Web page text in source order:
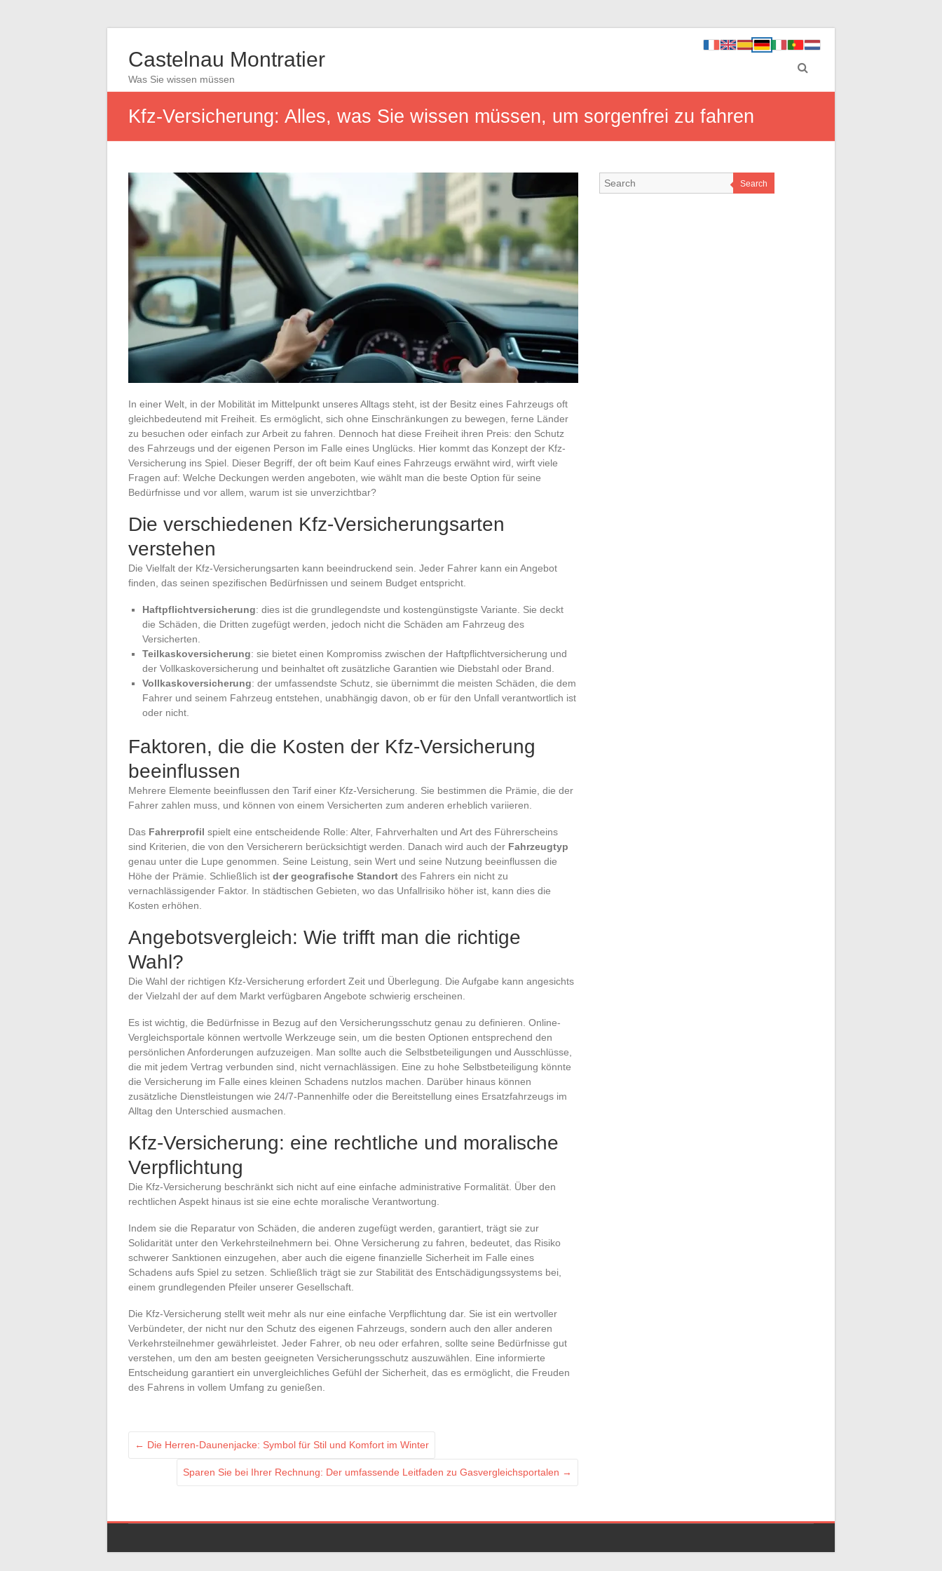
Castelnau Montratier
Was Sie wissen müssen
Kfz-Versicherung: Alles, was Sie wissen müssen, um sorgenfrei zu fahren
In einer Welt, in der Mobilität im Mittelpunkt unseres Alltags steht, ist der Besitz eines Fahrzeugs oft
gleichbedeutend mit Freiheit. Es ermöglicht, sich ohne Einschränkungen zu bewegen, ferne Länder
zu besuchen oder einfach zur Arbeit zu fahren. Dennoch hat diese Freiheit ihren Preis: den Schutz
des Fahrzeugs und der eigenen Person im Falle eines Unglücks. Hier kommt das Konzept der Kfz-
Versicherung ins Spiel. Dieser Begriff, der oft beim Kauf eines Fahrzeugs erwähnt wird, wirft viele
Fragen auf: Welche Deckungen werden angeboten, wie wählt man die beste Option für seine
Bedürfnisse und vor allem, warum ist sie unverzichtbar?
Die verschiedenen Kfz-Versicherungsarten
verstehen
Die Vielfalt der Kfz-Versicherungsarten kann beeindruckend sein. Jeder Fahrer kann ein Angebot
finden, das seinen spezifischen Bedürfnissen und seinem Budget entspricht.
Haftpflichtversicherung: dies ist die grundlegendste und kostengünstigste Variante. Sie deckt
die Schäden, die Dritten zugefügt werden, jedoch nicht die Schäden am Fahrzeug des
Versicherten.
Teilkaskoversicherung: sie bietet einen Kompromiss zwischen der Haftpflichtversicherung und
der Vollkaskoversicherung und beinhaltet oft zusätzliche Garantien wie Diebstahl oder Brand.
Vollkaskoversicherung: der umfassendste Schutz, sie übernimmt die meisten Schäden, die dem
Fahrer und seinem Fahrzeug entstehen, unabhängig davon, ob er für den Unfall verantwortlich ist
oder nicht.
Faktoren, die die Kosten der Kfz-Versicherung
beeinflussen
Mehrere Elemente beeinflussen den Tarif einer Kfz-Versicherung. Sie bestimmen die Prämie, die der
Fahrer zahlen muss, und können von einem Versicherten zum anderen erheblich variieren.
Das Fahrerprofil spielt eine entscheidende Rolle: Alter, Fahrverhalten und Art des Führerscheins
sind Kriterien, die von den Versicherern berücksichtigt werden. Danach wird auch der Fahrzeugtyp
genau unter die Lupe genommen. Seine Leistung, sein Wert und seine Nutzung beeinflussen die
Höhe der Prämie. Schließlich ist der geografische Standort des Fahrers ein nicht zu
vernachlässigender Faktor. In städtischen Gebieten, wo das Unfallrisiko höher ist, kann dies die
Kosten erhöhen.
Angebotsvergleich: Wie trifft man die richtige
Wahl?
Die Wahl der richtigen Kfz-Versicherung erfordert Zeit und Überlegung. Die Aufgabe kann angesichts
der Vielzahl der auf dem Markt verfügbaren Angebote schwierig erscheinen.
Es ist wichtig, die Bedürfnisse in Bezug auf den Versicherungsschutz genau zu definieren. Online-
Vergleichsportale können wertvolle Werkzeuge sein, um die besten Optionen entsprechend den
persönlichen Anforderungen aufzuzeigen. Man sollte auch die Selbstbeteiligungen und Ausschlüsse,
die mit jedem Vertrag verbunden sind, nicht vernachlässigen. Eine zu hohe Selbstbeteiligung könnte
die Versicherung im Falle eines kleinen Schadens nutzlos machen. Darüber hinaus können
zusätzliche Dienstleistungen wie 24/7-Pannenhilfe oder die Bereitstellung eines Ersatzfahrzeugs im
Alltag den Unterschied ausmachen.
Kfz-Versicherung: eine rechtliche und moralische
Verpflichtung
Die Kfz-Versicherung beschränkt sich nicht auf eine einfache administrative Formalität. Über den
rechtlichen Aspekt hinaus ist sie eine echte moralische Verantwortung.
Indem sie die Reparatur von Schäden, die anderen zugefügt werden, garantiert, trägt sie zur
Solidarität unter den Verkehrsteilnehmern bei. Ohne Versicherung zu fahren, bedeutet, das Risiko
schwerer Sanktionen einzugehen, aber auch die eigene finanzielle Sicherheit im Falle eines
Schadens aufs Spiel zu setzen. Schließlich trägt sie zur Stabilität des Entschädigungssystems bei,
einem grundlegenden Pfeiler unserer Gesellschaft.
Die Kfz-Versicherung stellt weit mehr als nur eine einfache Verpflichtung dar. Sie ist ein wertvoller
Verbündeter, der nicht nur den Schutz des eigenen Fahrzeugs, sondern auch den aller anderen
Verkehrsteilnehmer gewährleistet. Jeder Fahrer, ob neu oder erfahren, sollte seine Bedürfnisse gut
verstehen, um den am besten geeigneten Versicherungsschutz auszuwählen. Eine informierte
Entscheidung garantiert ein unvergleichliches Gefühl der Sicherheit, das es ermöglicht, die Freuden
des Fahrens in vollem Umfang zu genießen.
← Die Herren-Daunenjacke: Symbol für Stil und Komfort im Winter
Sparen Sie bei Ihrer Rechnung: Der umfassende Leitfaden zu Gasvergleichsportalen →
Search